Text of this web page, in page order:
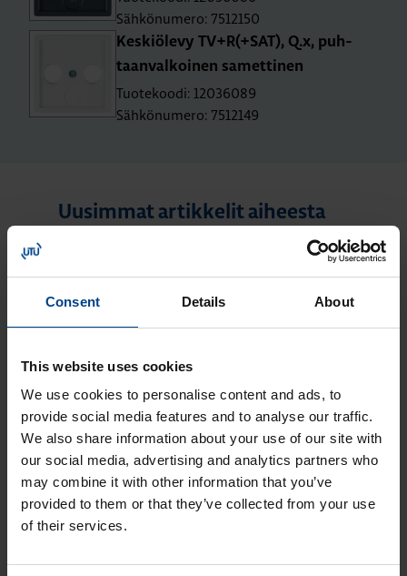
Consent Details About
This website uses cookies
We use cookies to personalise content and ads, to
provide social media features and to analyse our traffic.
We also share information about your use of our site with
our social media, advertising and analytics partners who
may combine it with other information that you’ve
provided to them or that they’ve collected from your use
of their services.
Sähkönumero: 7512150
Kes­kiö­le­vy TV+R(+SAT), Q.x, puh­
taan­val­koi­nen sa­met­ti­nen
Tuotekoodi: 12036089
Sähkönumero: 7512149
Uusimmat artikkelit aiheesta
4.6.2026
Lukuaika: 3 min
asennuskalusteet
siirtyvät Hager-
tuotemerkin alle
ASENNUSTARVIKKEET
24.11.2025
Lukuaika: 4 min
Domovea –
älykodin toiminnot
järjestelmässä